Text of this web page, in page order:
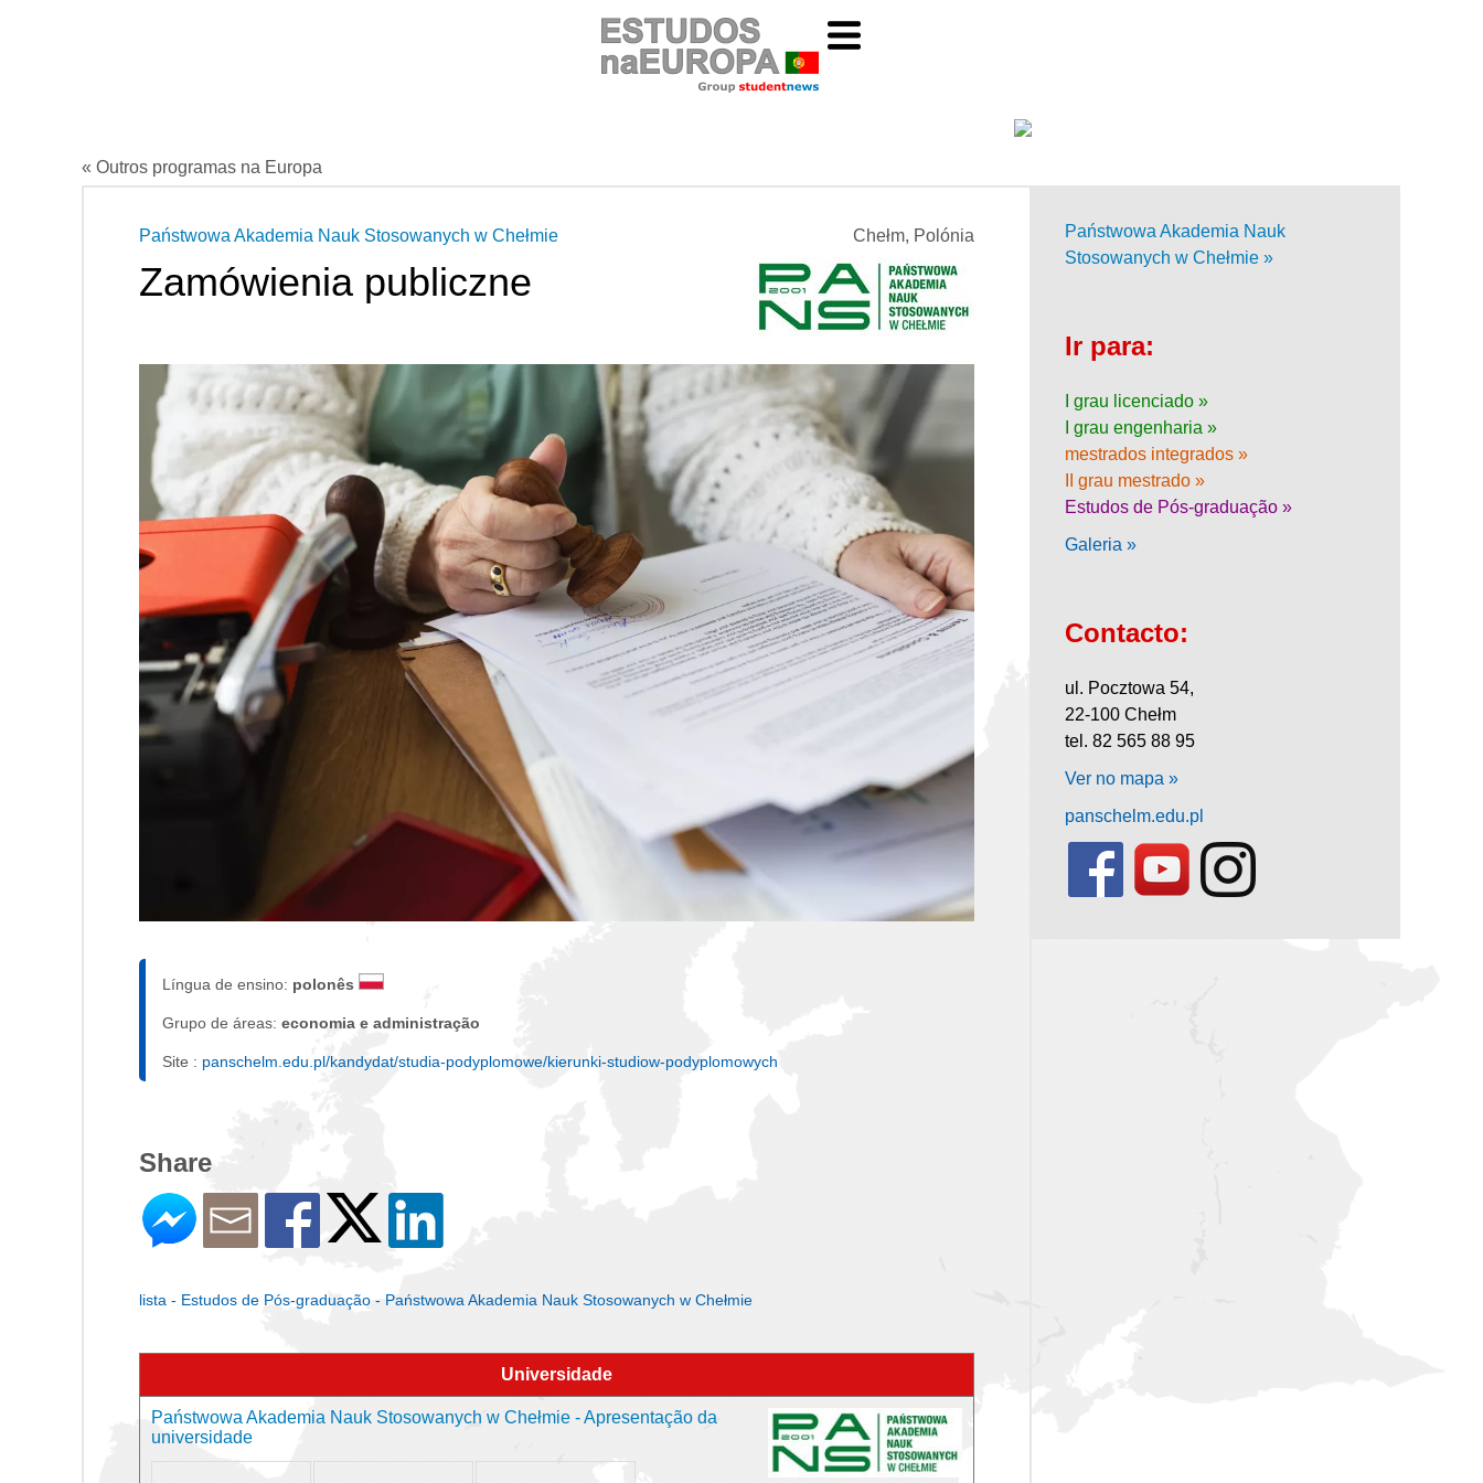
« Outros programas na Europa
Chełm, Polónia
Państwowa Akademia Nauk Stosowanych w Chełmie
Zamówienia publiczne
Língua de ensino: polonês
Grupo de áreas: economia e administração
Site : panschelm.edu.pl/kandydat/studia-podyplomowe/kierunki-studiow-podyplomowych
Share
lista - Estudos de Pós-graduação - Państwowa Akademia Nauk Stosowanych w Chełmie
Universidade
Państwowa Akademia Nauk Stosowanych w Chełmie - Apresentação da
universidade
Państwowa Akademia Nauk
Stosowanych w Chełmie »
Ir para:
I grau licenciado »
I grau engenharia »
mestrados integrados »
II grau mestrado »
Estudos de Pós-graduação »
Galeria »
Contacto:
ul. Pocztowa 54,
22-100 Chełm
tel. 82 565 88 95
Ver no mapa »
panschelm.edu.pl